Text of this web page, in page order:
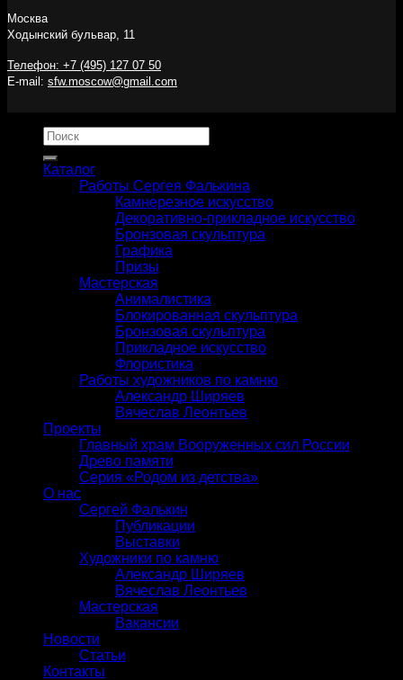
Москва
Ходынский бульвар, 11
Телефон: +7 (495) 127 07 50
E-mail: sfw.moscow@gmail.com
Искать:
Каталог
Работы Сергея Фалькина
Камнерезное искусство
Декоративно-прикладное искусство
Бронзовая скульптура
Графика
Призы
Мастерская
Анималистика
Блокированная скульптура
Бронзовая скульптура
Прикладное искусство
Флористика
Работы художников по камню
Александр Ширяев
Вячеслав Леонтьев
Проекты
Главный храм Вооруженных сил России
Древо памяти
Серия «Родом из детства»
О нас
Сергей Фалькин
Публикации
Выставки
Художники по камню
Александр Ширяев
Вячеслав Леонтьев
Мастерская
Вакансии
Новости
Статьи
Контакты